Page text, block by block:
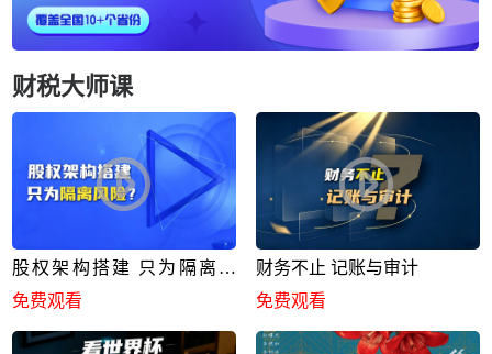
财税大师课
股权架构搭建 只为隔离风
险？
免费观看
财务不止 记账与审计
免费观看